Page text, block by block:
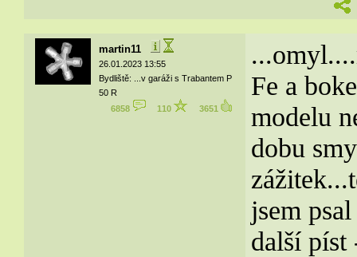
martin11
26.01.2023 13:55
Bydliště: ...v garáži s Trabantem P
50 R
6858
110 3651
Fe a
modelu
dobu
jsem
další píst